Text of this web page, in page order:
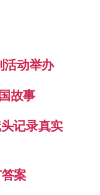
活动举办
故事
记录真实
案